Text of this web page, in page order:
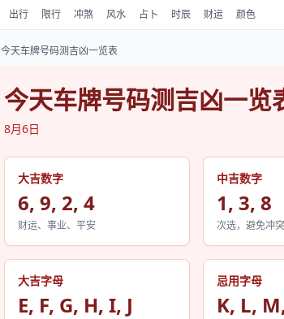
出行 限行 冲煞 风水 占卜 时辰 财运 颜色
今天车牌号码测吉凶一览表
今天车牌号码测吉凶一览
8月6日
大吉数字
6, 9, 2, 4
财运、事业、平安
中吉数字
1, 3, 8
次选，避免冲突
大吉字母
E, F, G, H, I, J
忌用字母
K, L,